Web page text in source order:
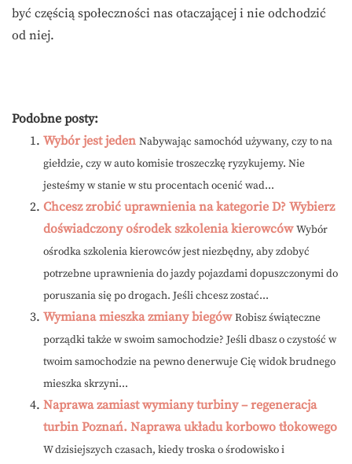
być częścią społeczności nas otaczającej i nie odchodzić
od niej.
Podobne posty:
Wybór jest jeden Nabywając samochód używany, czy to na
giełdzie, czy w auto komisie troszeczkę ryzykujemy. Nie
jesteśmy w stanie w stu procentach ocenić wad...
Chcesz zrobić uprawnienia na kategorie D? Wybierz
doświadczony ośrodek szkolenia kierowców Wybór
ośrodka szkolenia kierowców jest niezbędny, aby zdobyć
potrzebne uprawnienia do jazdy pojazdami dopuszczonymi do
poruszania się po drogach. Jeśli chcesz zostać...
Wymiana mieszka zmiany biegów Robisz świąteczne
porządki także w swoim samochodzie? Jeśli dbasz o czystość w
twoim samochodzie na pewno denerwuje Cię widok brudnego
mieszka skrzyni...
Naprawa zamiast wymiany turbiny – regeneracja
turbin Poznań. Naprawa układu korbowo tłokowego
W dzisiejszych czasach, kiedy troska o środowisko i